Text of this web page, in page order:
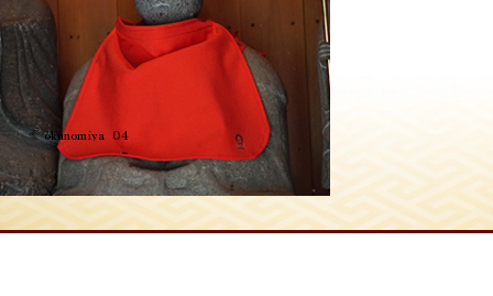
投
稿
ナ
ビ
≪okunomiya_04